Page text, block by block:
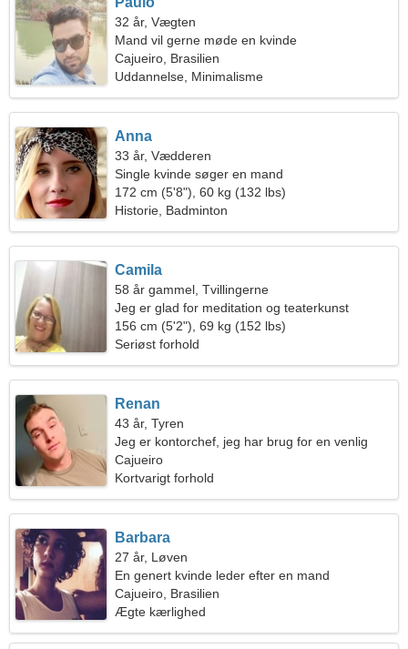
32 år, Vægten
Mand vil gerne møde en kvinde
Cajueiro, Brasilien
Uddannelse, Minimalisme
Anna
33 år, Vædderen
Single kvinde søger en mand
172 cm (5'8"), 60 kg (132 lbs)
Historie, Badminton
Camila
58 år gammel, Tvillingerne
Jeg er glad for meditation og teaterkunst
156 cm (5'2"), 69 kg (152 lbs)
Seriøst forhold
Renan
43 år, Tyren
Jeg er kontorchef, jeg har brug for en venlig
kvinde
Cajueiro
Kortvarigt forhold
Barbara
27 år, Løven
En genert kvinde leder efter en mand
Cajueiro, Brasilien
Ægte kærlighed